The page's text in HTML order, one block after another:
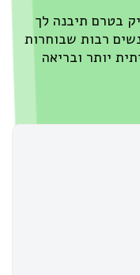
בטרם תיבנה לך
רבות שבוחרות
יותר ובריאה